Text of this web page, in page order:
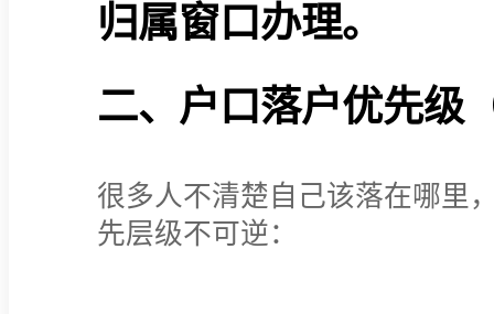
归属窗口办理。
二、户口落户优先级
很多人不清楚自己该落在哪里
先层级不可逆：